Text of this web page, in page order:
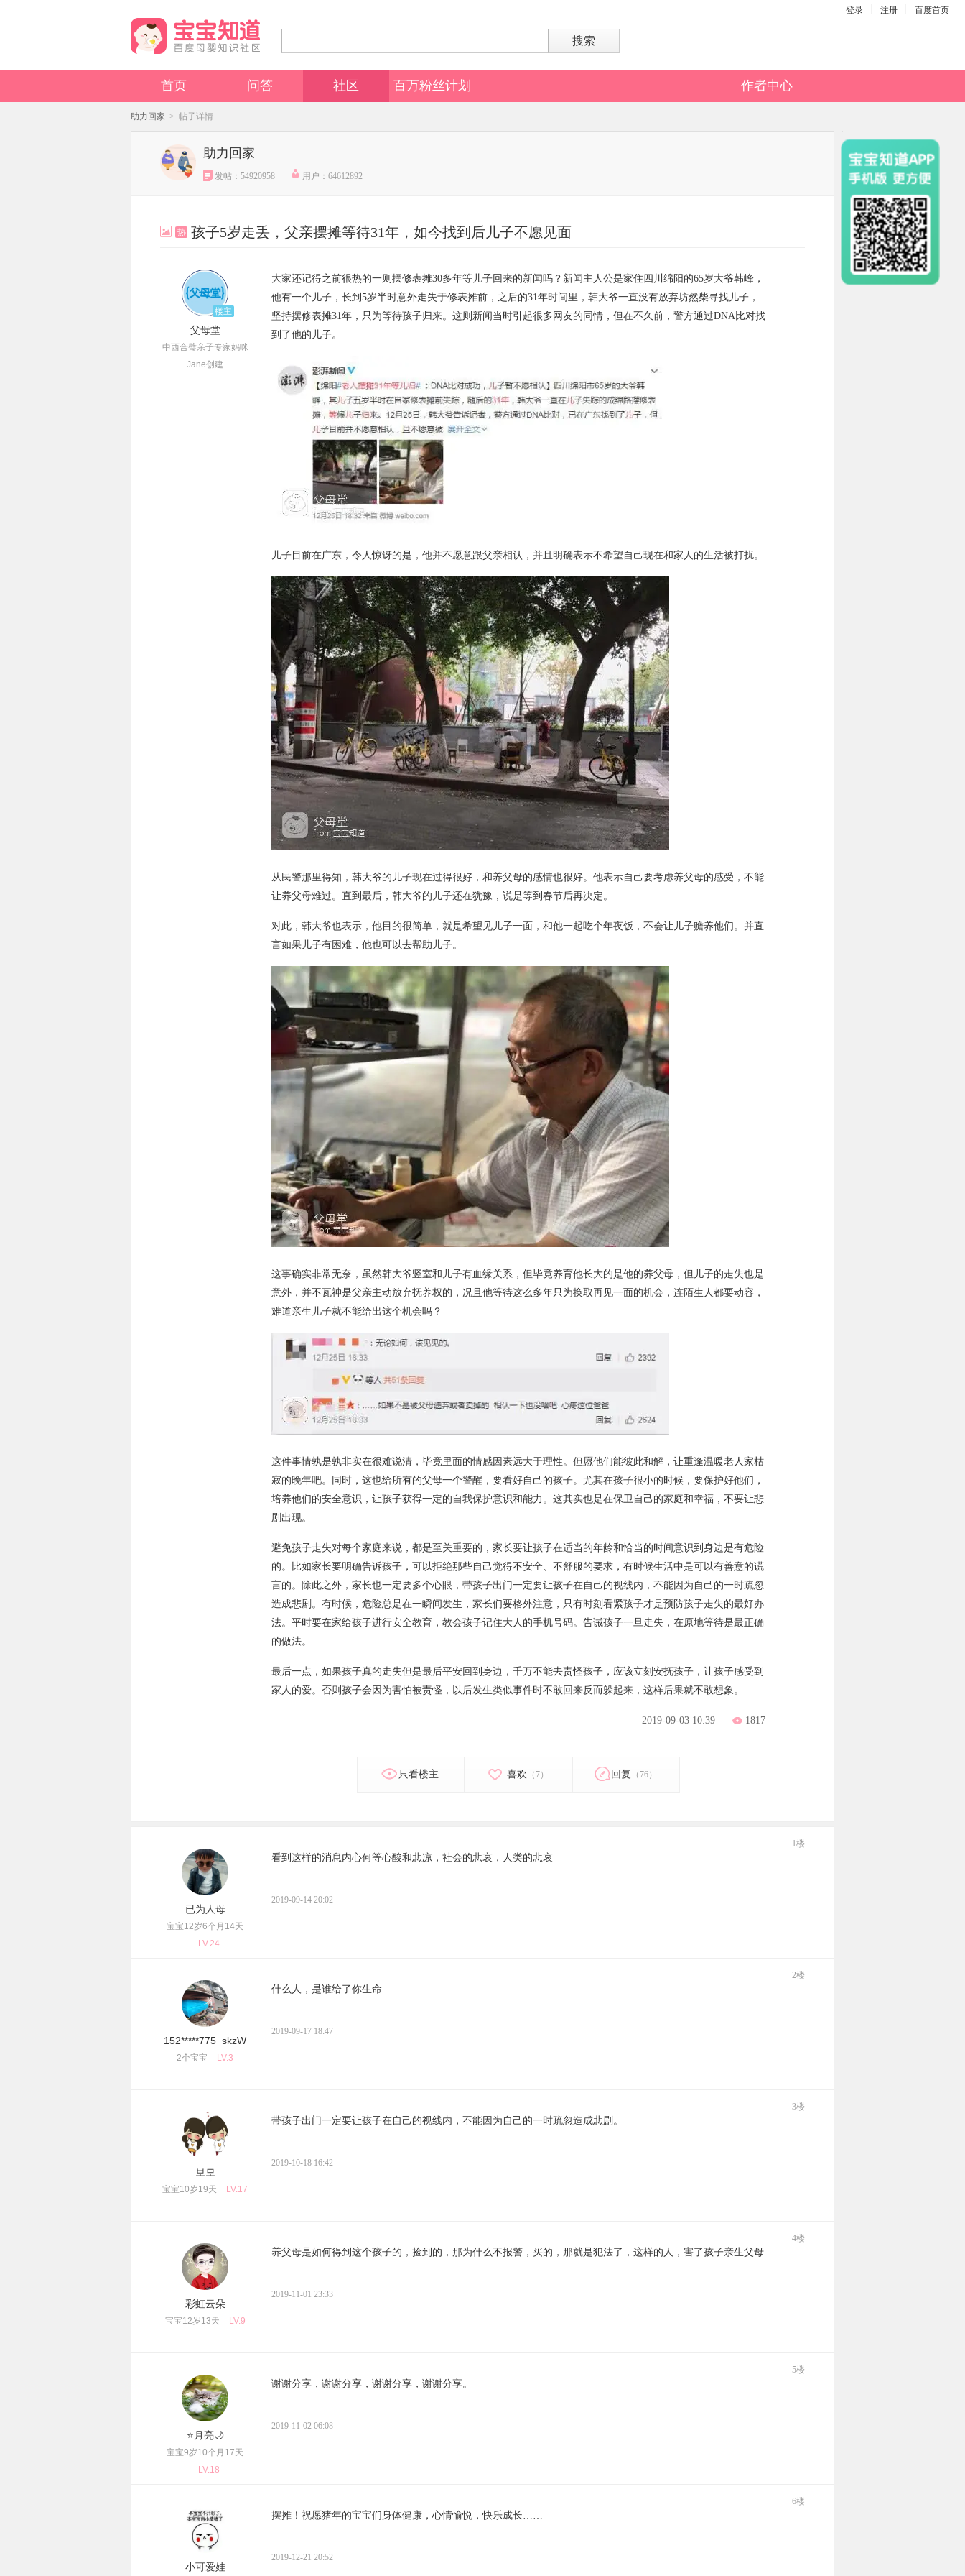
登录 注册 百度首页
搜索
首页 问答 社区 百万粉丝计划 作者中心
助力回家 > 帖子详情
助力回家
发帖：54920958 用户：64612892
热 孩子5岁走丢，父亲摆摊等待31年，如今找到后儿子不愿见面
楼主
父母堂
中西合璧亲子专家妈咪
Jane创建
大家还记得之前很热的一则摆修表摊30多年等儿子回来的新闻吗？新闻主人公是家住四川绵阳的65岁大爷韩峰，
他有一个儿子，长到5岁半时意外走失于修表摊前，之后的31年时间里，韩大爷一直没有放弃坊然柴寻找儿子，
坚持摆修表摊31年，只为等待孩子归来。这则新闻当时引起很多网友的同情，但在不久前，警方通过DNA比对找
到了他的儿子。
儿子目前在广东，令人惊讶的是，他并不愿意跟父亲相认，并且明确表示不希望自己现在和家人的生活被打扰。
从民警那里得知，韩大爷的儿子现在过得很好，和养父母的感情也很好。他表示自己要考虑养父母的感受，不能
让养父母难过。直到最后，韩大爷的儿子还在犹豫，说是等到春节后再决定。
对此，韩大爷也表示，他目的很简单，就是希望见儿子一面，和他一起吃个年夜饭，不会让儿子赡养他们。并直
言如果儿子有困难，他也可以去帮助儿子。
这事确实非常无奈，虽然韩大爷竖室和儿子有血缘关系，但毕竟养育他长大的是他的养父母，但儿子的走失也是
意外，并不瓦神是父亲主动放弃抚养权的，况且他等待这么多年只为换取再见一面的机会，连陌生人都要动容，
难道亲生儿子就不能给出这个机会吗？
这件事情孰是孰非实在很难说清，毕竟里面的情感因素远大于理性。但愿他们能彼此和解，让重逢温暖老人家枯
寂的晚年吧。同时，这也给所有的父母一个警醒，要看好自己的孩子。尤其在孩子很小的时候，要保护好他们，
培养他们的安全意识，让孩子获得一定的自我保护意识和能力。这其实也是在保卫自己的家庭和幸福，不要让悲
剧出现。
避免孩子走失对每个家庭来说，都是至关重要的，家长要让孩子在适当的年龄和恰当的时间意识到身边是有危险
的。比如家长要明确告诉孩子，可以拒绝那些自己觉得不安全、不舒服的要求，有时候生活中是可以有善意的谎
言的。除此之外，家长也一定要多个心眼，带孩子出门一定要让孩子在自己的视线内，不能因为自己的一时疏忽
造成悲剧。有时候，危险总是在一瞬间发生，家长们要格外注意，只有时刻看紧孩子才是预防孩子走失的最好办
法。平时要在家给孩子进行安全教育，教会孩子记住大人的手机号码。告诫孩子一旦走失，在原地等待是最正确
的做法。
最后一点，如果孩子真的走失但是最后平安回到身边，千万不能去责怪孩子，应该立刻安抚孩子，让孩子感受到
家人的爱。否则孩子会因为害怕被责怪，以后发生类似事件时不敢回来反而躲起来，这样后果就不敢想象。
2019-09-03 10:39 1817
只看楼主 喜欢 （7） 回复 （76）
已为人母
宝宝12岁6个月14天
LV.24
1楼
看到这样的消息内心何等心酸和悲凉，社会的悲哀，人类的悲哀
2019-09-14 20:02
152*****775_skzW
2个宝宝 LV.3
2楼
什么人，是谁给了你生命
2019-09-17 18:47
보모
宝宝10岁19天 LV.17
3楼
带孩子出门一定要让孩子在自己的视线内，不能因为自己的一时疏忽造成悲剧。
2019-10-18 16:42
彩虹云朵
宝宝12岁13天 LV.9
4楼
养父母是如何得到这个孩子的，捡到的，那为什么不报警，买的，那就是犯法了，这样的人，害了孩子亲生父母
2019-11-01 23:33
⭐月亮🌙
宝宝9岁10个月17天
LV.18
5楼
谢谢分享，谢谢分享，谢谢分享，谢谢分享。
2019-11-02 06:08
小可爱娃
6楼
摆摊！祝愿猪年的宝宝们身体健康，心情愉悦，快乐成长……
2019-12-21 20:52